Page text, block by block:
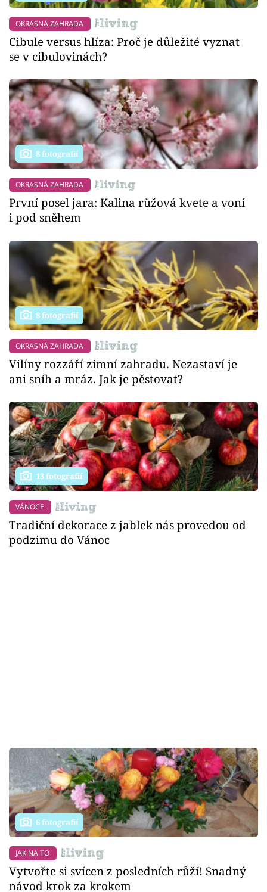
OKRASNÁ ZAHRADA
Cibule versus hlíza: Proč je důležité vyznat
se v cibulovinách?
8 fotografií
OKRASNÁ ZAHRADA
První posel jara: Kalina růžová kvete a voní
i pod sněhem
8 fotografií
OKRASNÁ ZAHRADA
Vilíny rozzáří zimní zahradu. Nezastaví je
ani sníh a mráz. Jak je pěstovat?
13 fotografií
VÁNOCE
Tradiční dekorace z jablek nás provedou od
podzimu do Vánoc
6 fotografií
JAK NA TO
Vytvořte si svícen z posledních růží! Snadný
návod krok za krokem